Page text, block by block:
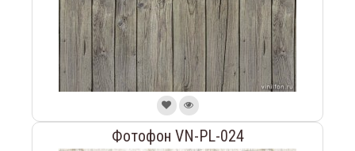
Фотофон VN-PL-024